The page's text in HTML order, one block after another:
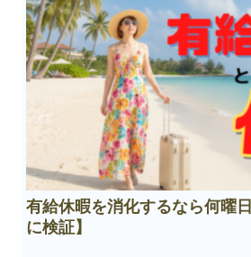
有給休暇を消化するなら何曜
に検証】